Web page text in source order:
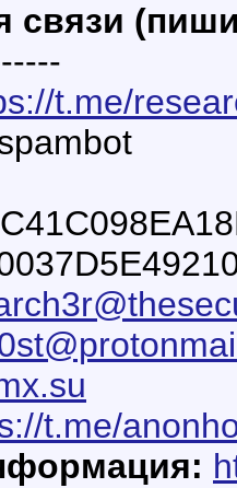
связи
t.me/
t.me/